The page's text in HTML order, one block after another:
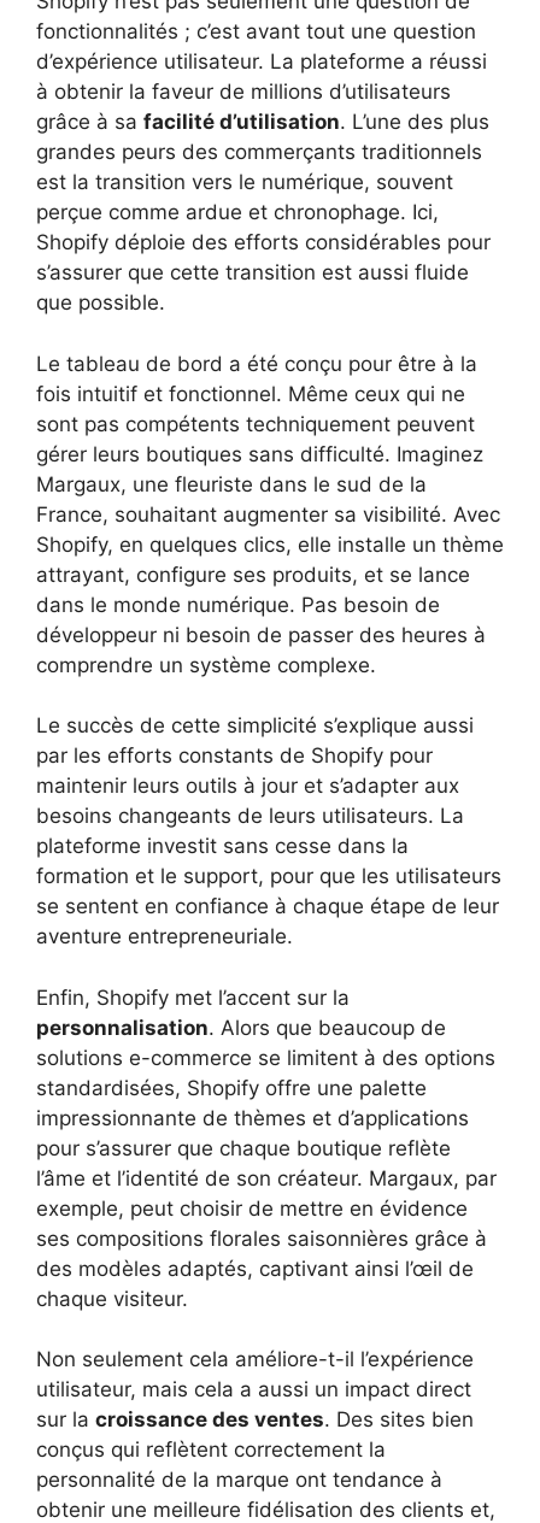
fonctionnalités ; c’est avant tout une question
d’expérience utilisateur. La plateforme a réussi
à obtenir la faveur de millions d’utilisateurs
grâce à sa facilité d’utilisation. L’une des plus
grandes peurs des commerçants traditionnels
est la transition vers le numérique, souvent
perçue comme ardue et chronophage. Ici,
Shopify déploie des efforts considérables pour
s’assurer que cette transition est aussi fluide
que possible.
Le tableau de bord a été conçu pour être à la
fois intuitif et fonctionnel. Même ceux qui ne
sont pas compétents techniquement peuvent
gérer leurs boutiques sans difficulté. Imaginez
Margaux, une fleuriste dans le sud de la
France, souhaitant augmenter sa visibilité. Avec
Shopify, en quelques clics, elle installe un thème
attrayant, configure ses produits, et se lance
dans le monde numérique. Pas besoin de
développeur ni besoin de passer des heures à
comprendre un système complexe.
Le succès de cette simplicité s’explique aussi
par les efforts constants de Shopify pour
maintenir leurs outils à jour et s’adapter aux
besoins changeants de leurs utilisateurs. La
plateforme investit sans cesse dans la
formation et le support, pour que les utilisateurs
se sentent en confiance à chaque étape de leur
aventure entrepreneuriale.
Enfin, Shopify met l’accent sur la
personnalisation. Alors que beaucoup de
solutions e-commerce se limitent à des options
standardisées, Shopify offre une palette
impressionnante de thèmes et d’applications
pour s’assurer que chaque boutique reflète
l’âme et l’identité de son créateur. Margaux, par
exemple, peut choisir de mettre en évidence
ses compositions florales saisonnières grâce à
des modèles adaptés, captivant ainsi l’œil de
chaque visiteur.
Non seulement cela améliore-t-il l’expérience
utilisateur, mais cela a aussi un impact direct
sur la croissance des ventes. Des sites bien
conçus qui reflètent correctement la
personnalité de la marque ont tendance à
obtenir une meilleure fidélisation des clients et,